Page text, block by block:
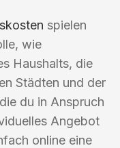
spielen
wie
Haushalts, die
Städten und der
du in Anspruch
Angebot
online eine